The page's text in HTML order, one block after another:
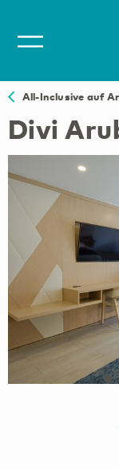
All-Inclusive auf
Divi